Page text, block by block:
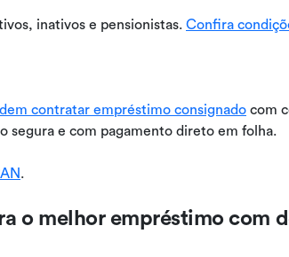
inativos e pensionistas. Confira
contratar empréstimo consignado com
segura e com pagamento direto em folha.
.
o melhor empréstimo com